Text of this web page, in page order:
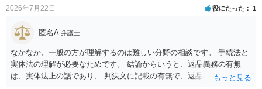
2026年7月22日 役にたった 1
匿名A 弁護士
なかなか、一般の方が理解するのは難しい分野の相談です。 手続法と
実体法の理解が必要なためです。 結論からいうと、返品義務の有無
は、実体法上の話であり、 判決文に記載の有無で、返品義務の有無が